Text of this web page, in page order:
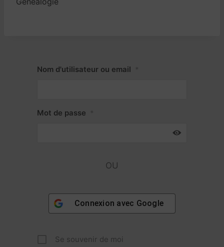
Nom d'utilisateur ou email
Mot de passe
OU
Connexion avec Google
Se souvenir de moi